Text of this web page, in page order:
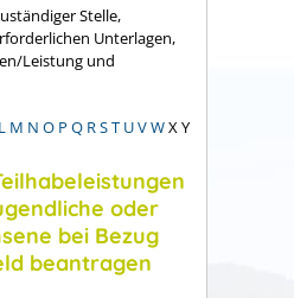
Stelle,
Unterlagen,
Leistung und
L M N O P Q RST UVWX Y
oder
bei Bezug
beantragen